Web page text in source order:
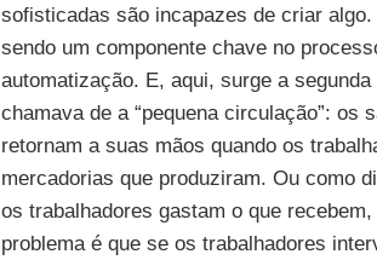
sofisticadas são incapazes de criar
sendo um componente chave no
automatização. E, aqui, surge a
chamava de a “pequena circulação”: os
retornam a suas mãos quando os
mercadorias que produziram. Ou como
os trabalhadores gastam o que
problema é que se os trabalhadores